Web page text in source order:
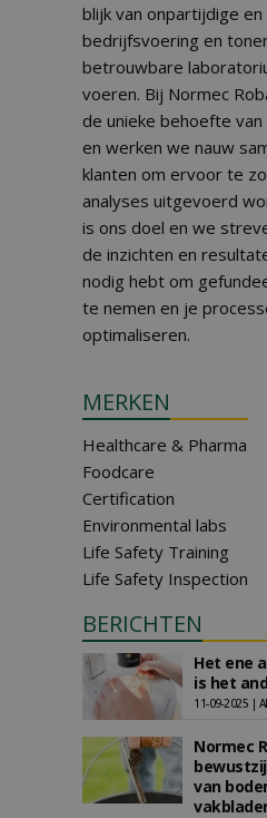
blijk van onpartijdige
bedrijfsvoering en
betrouwbare
voeren. Bij Normec
de unieke behoefte
en werken we nauw
klanten om ervoor te
analyses uitgevoerd
is ons doel en we
de inzichten en
nodig hebt om
te nemen en je
optimaliseren.
MERKEN
Healthcare & Pharma
Foodcare
Certification
Environmental labs
Life Safety Training
Life Safety Inspection
BERICHTEN
Het ene
is het
11-09-2025 |
Normec
van